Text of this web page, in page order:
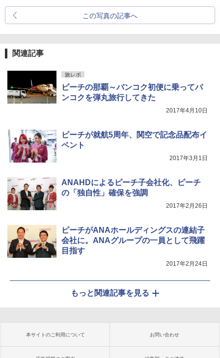
この写真の記事へ
関連記事
旅レポ
ピーチの那覇～バンコク初便に乗ってバ
ンコクを弾丸旅行してきた
2017年4月10日
ピーチが就航5周年、関空で記念品配布イ
ベント
2017年3月1日
ANAHDによるピーチ子会社化、ピーチ
の「独自性」確保を強調
2017年2月26日
ピーチがANAホールディングスの連結子
会社に。ANAグループの一員として飛躍
目指す
2017年2月24日
もっと関連記事を見る
本サイトのご利用について お問い合わせ